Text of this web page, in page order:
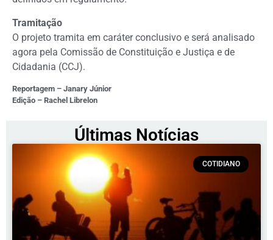
Tramitação
O projeto tramita em caráter conclusivo e será analisado
agora pela Comissão de Constituição e Justiça e de
Cidadania (CCJ).
Reportagem – Janary Júnior
Edição – Rachel Librelon
Últimas Notícias
COTIDIANO